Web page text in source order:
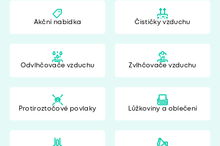
Akční nabídka Čističky vzduchu
Odvlhčovače vzduchu Zvlhčovače vzduchu
Protiroztočové povlaky Lůžkoviny a oblečení